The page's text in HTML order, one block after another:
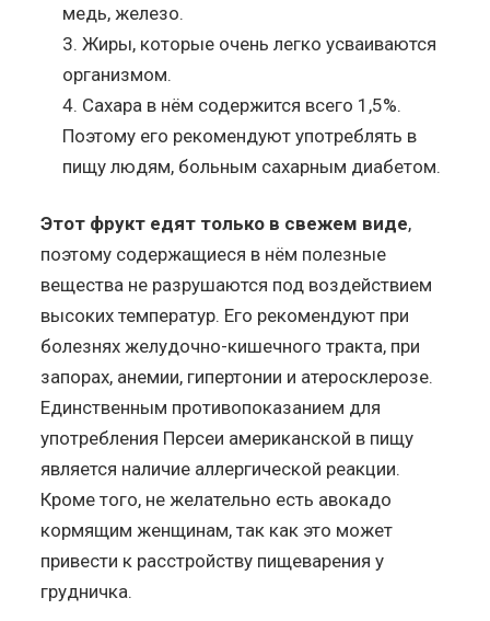
медь, железо.
Жиры, которые очень легко усваиваются
организмом.
Сахара в нём содержится всего 1,5%.
Поэтому его рекомендуют употреблять в
пищу людям, больным сахарным диабетом.
Этот фрукт едят только в свежем виде,
поэтому содержащиеся в нём полезные
вещества не разрушаются под воздействием
высоких температур. Его рекомендуют при
болезнях желудочно-кишечного тракта, при
запорах, анемии, гипертонии и атеросклерозе.
Единственным противопоказанием для
употребления Персеи американской в пищу
является наличие аллергической реакции.
Кроме того, не желательно есть авокадо
кормящим женщинам, так как это может
привести к расстройству пищеварения у
грудничка.